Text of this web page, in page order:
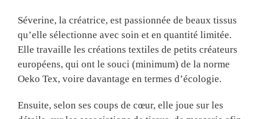
Séverine, la créatrice, est passionnée de beaux tissus
qu’elle sélectionne avec soin et en quantité limitée.
Elle travaille les créations textiles de petits créateurs
européens, qui ont le souci (minimum) de la norme
Oeko Tex, voire davantage en termes d’écologie.
Ensuite, selon ses coups de cœur, elle joue sur les